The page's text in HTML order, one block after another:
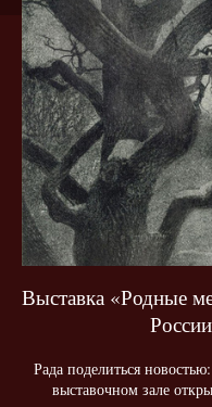
Выставка «Родные
Рада поделиться
выставочном зале